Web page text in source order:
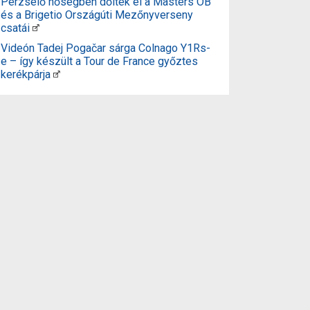
és a Brigetio Országúti Mezőnyverseny
csatái
Videón Tadej Pogačar sárga Colnago Y1Rs-
e – így készült a Tour de France győztes
kerékpárja